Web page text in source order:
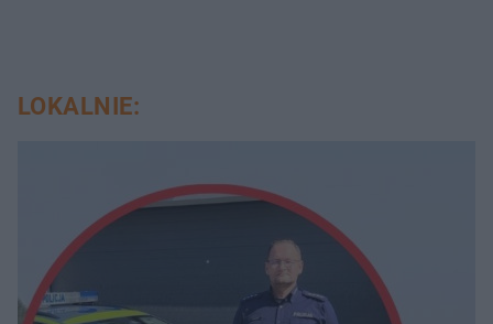
LOKALNIE: